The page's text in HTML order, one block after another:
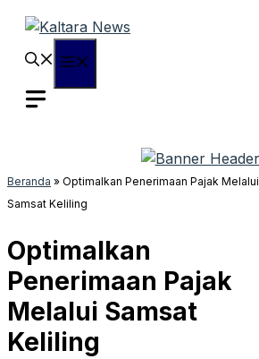
Langsung
Beranda » Optimalkan Penerimaan Pajak Melalui
Samsat Keliling
Optimalkan
Penerimaan Pajak
Melalui Samsat
Keliling